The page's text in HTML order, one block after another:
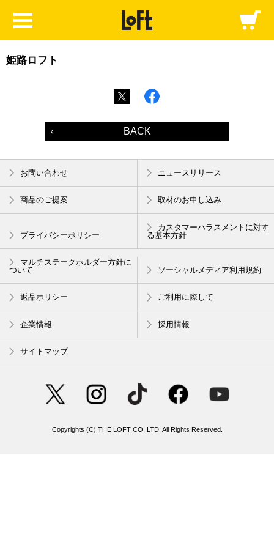
姫路ロフト
BACK
お問い合わせ ニュースリリース
商品のご提案 取材のお申し込み
プライバシーポリシー
カスタマーハラスメントに対す
る基本方針
マルチステークホルダー方針に
ついて
ソーシャルメディア利用規約
返品ポリシー ご利用に際して
企業情報 採用情報
サイトマップ
Copyrights (C) THE LOFT CO.,LTD. All Rights Reserved.